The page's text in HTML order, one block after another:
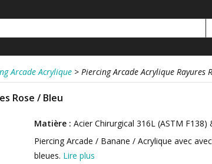
Arcade Acrylique > Piercing Arcade Acrylique Rayures
Rose / Bleu
Matière : Acier Chirurgical 316L (ASTM F138)
Piercing Arcade / Banane / Acrylique avec
bleues. Lire plus